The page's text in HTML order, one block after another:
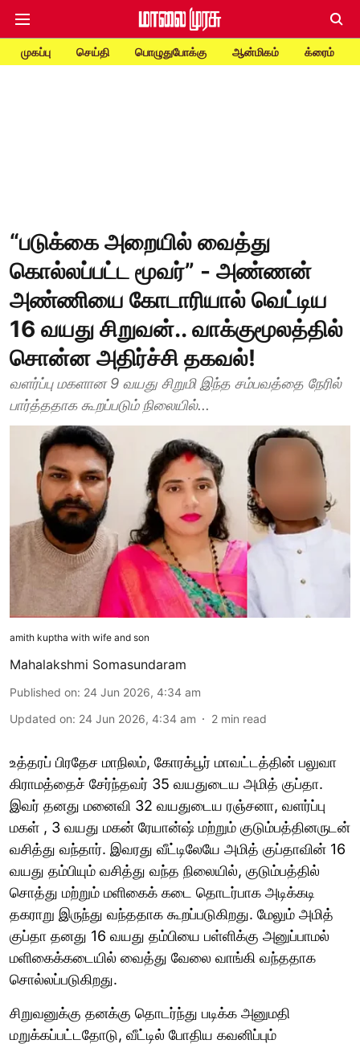
முகப்பு செய்தி பொழுதுபோக்கு ஆன்மிகம் க்ரைம்
“படுக்கை அறையில் வைத்து
கொல்லப்பட்ட மூவர்” - அண்ணன்
அண்ணியை கோடாரியால் வெட்டிய
16 வயது சிறுவன்.. வாக்குமூலத்தில்
சொன்ன அதிர்ச்சி தகவல்!
வளர்ப்பு மகளான 9 வயது சிறுமி இந்த சம்பவத்தை நேரில்
பார்த்ததாக கூறப்படும் நிலையில்...
amith kuptha with wife and son
Mahalakshmi Somasundaram
Published on: 24 Jun 2026, 4:34 am
Updated on: 24 Jun 2026, 4:34 am 2 min read
உத்தரப் பிரதேச மாநிலம், கோரக்பூர் மாவட்டத்தின் பலுவா
கிராமத்தைச் சேர்ந்தவர் 35 வயதுடைய அமித் குப்தா.
இவர் தனது மனைவி 32 வயதுடைய ரஞ்சனா, வளர்ப்பு
மகள் , 3 வயது மகன் ரேயான்ஷ் மற்றும் குடும்பத்தினருடன்
வசித்து வந்தார். இவரது வீட்டிலேயே அமித் குப்தாவின் 16
வயது தம்பியும் வசித்து வந்த நிலையில், குடும்பத்தில்
சொத்து மற்றும் மளிகைக் கடை தொடர்பாக அடிக்கடி
தகராறு இருந்து வந்ததாக கூறப்படுகிறது. மேலும் அமித்
குப்தா தனது 16 வயது தம்பியை பள்ளிக்கு அனுப்பாமல்
மளிகைக்கடையில் வைத்து வேலை வாங்கி வந்ததாக
சொல்லப்படுகிறது.
சிறுவனுக்கு தனக்கு தொடர்ந்து படிக்க அனுமதி
மறுக்கப்பட்டதோடு, வீட்டில் போதிய கவனிப்பும்